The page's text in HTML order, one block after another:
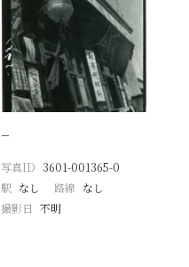
−
写真ID 3601-001365-0
駅 なし 路線 なし
撮影日 不明